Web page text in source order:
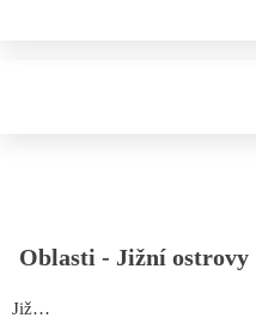
Oblasti - Jižní ostrovy
Jižní ostrovy